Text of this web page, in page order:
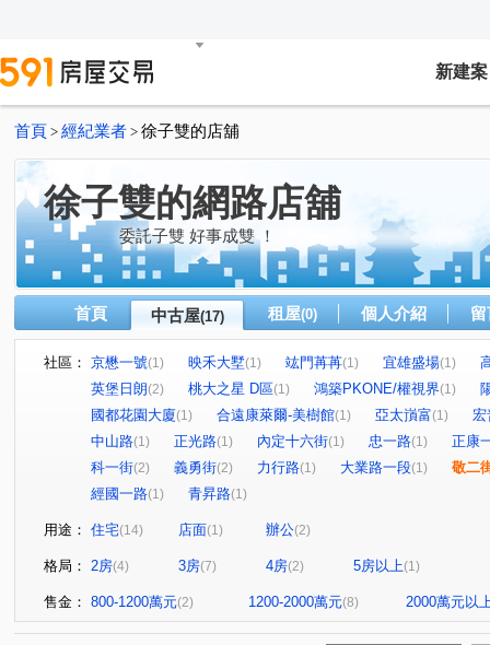
新建案
首頁 > 經紀業者 > 徐子雙的店舖
徐子雙的網路店舖
委託子雙 好事成雙 ！
首頁 中古屋(17) 租屋(0) 個人介紹
社區： 京懋一號(1) 映禾大墅(1) 竑門苒苒(1) 宜雄盛場(1)
英堡日朗(2) 桃大之星 D區(1) 鴻築PKONE/權視界(1)
國都花園大廈(1) 合遠康萊爾-美樹館(1) 亞太嵿富(1)
宏
中山路(1) 正光路(1) 內定十六街(1) 忠一路(1)
正康
科一街(2) 義勇街(2) 力行路(1) 大業路一段(1)
敬二
經國一路(1) 青昇路(1)
用途： 住宅(14) 店面(1) 辦公(2)
格局： 2房(4) 3房(7) 4房(2) 5房以上(1)
售金： 800-1200萬元(2) 1200-2000萬元(8) 2000萬元以